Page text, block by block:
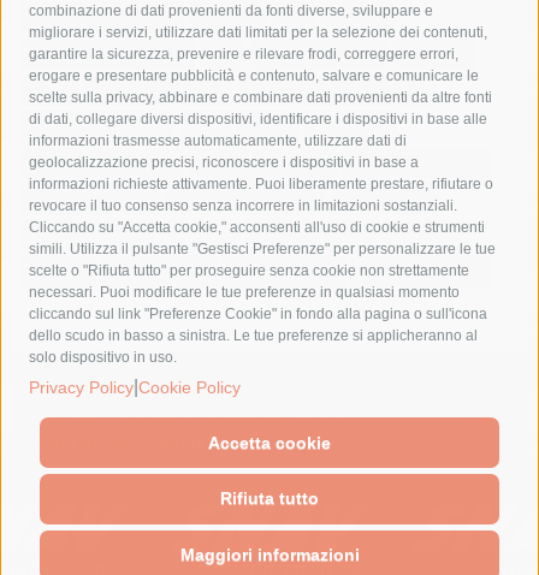
combinazione di dati provenienti da fonti diverse, sviluppare e
migliorare i servizi, utilizzare dati limitati per la selezione dei contenuti,
garantire la sicurezza, prevenire e rilevare frodi, correggere errori,
erogare e presentare pubblicità e contenuto, salvare e comunicare le
scelte sulla privacy, abbinare e combinare dati provenienti da altre fonti
di dati, collegare diversi dispositivi, identificare i dispositivi in base alle
informazioni trasmesse automaticamente, utilizzare dati di
geolocalizzazione precisi, riconoscere i dispositivi in base a
informazioni richieste attivamente. Puoi liberamente prestare, rifiutare o
revocare il tuo consenso senza incorrere in limitazioni sostanziali.
Cliccando su "Accetta cookie," acconsenti all'uso di cookie e strumenti
simili. Utilizza il pulsante "Gestisci Preferenze" per personalizzare le tue
scelte o "Rifiuta tutto" per proseguire senza cookie non strettamente
necessari. Puoi modificare le tue preferenze in qualsiasi momento
cliccando sul link "Preferenze Cookie" in fondo alla pagina o sull'icona
dello scudo in basso a sinistra. Le tue preferenze si applicheranno al
solo dispositivo in uso.
Privacy Policy Cookie Policy
Accetta cookie
Rifiuta tutto
Maggiori informazioni
costiera amalfitana
covid-19 eav
elezioni
fondazione sorrento
gori guardia costiera
incidente
lavori
lorenzo balducelli mare
massa lubrense
massimo coppola
Meta napoli
ordinanza
penisola sorrentina
piano di sorrento
polizia municipale
protezione civile
Regione Campania
sant'agnello
sindaco cuomo
sorrento studenti temporali
treni
turismo
Vico Equense villa fiorentino vincenzo de luca
© 2015 SorrentoPress. All rights reserved.
Il giornale online della Penisola Sorrentina
Cookie Policy